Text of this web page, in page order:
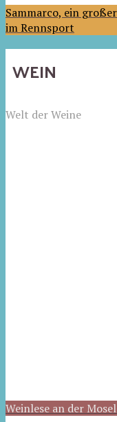
Sammarco, ein
im Rennsport
WEIN
Welt der Weine
Weinlese an der